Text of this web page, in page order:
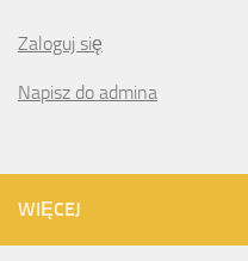
Zaloguj się
Napisz do admina
WIĘCEJ